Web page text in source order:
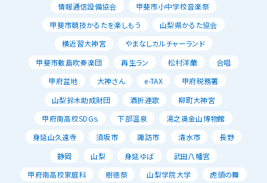
情報通信設備協会
甲斐市小中学校音楽祭
甲斐市競技かるたを楽しもう
山梨県かるた協会
横近習大神宮
やまなしカルチャーランド
甲斐市敷島吹奏楽団
再生ラン 松村洋蘭
合唱
甲府盆地
大神さん e-TAX
甲府税務署
山梨鈴木助成財団
酒折連歌
柳町大神宮
甲府南高校SDGｓ
下部温泉
湯之奥金山博物館
身延山久遠寺
須坂市 諏訪市 清水市
長野
静岡
山梨 身延ゆば
武田八幡宮
甲府南高校家庭科
樹徳祭 山梨学院大学
虎頭の舞